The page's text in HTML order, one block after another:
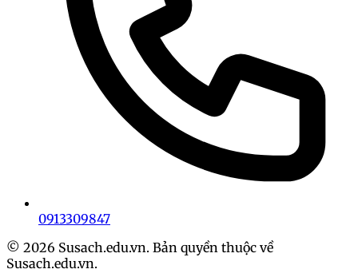
0913309847
© 2026 Susach.edu.vn. Bản quyền thuộc về
Susach.edu.vn.